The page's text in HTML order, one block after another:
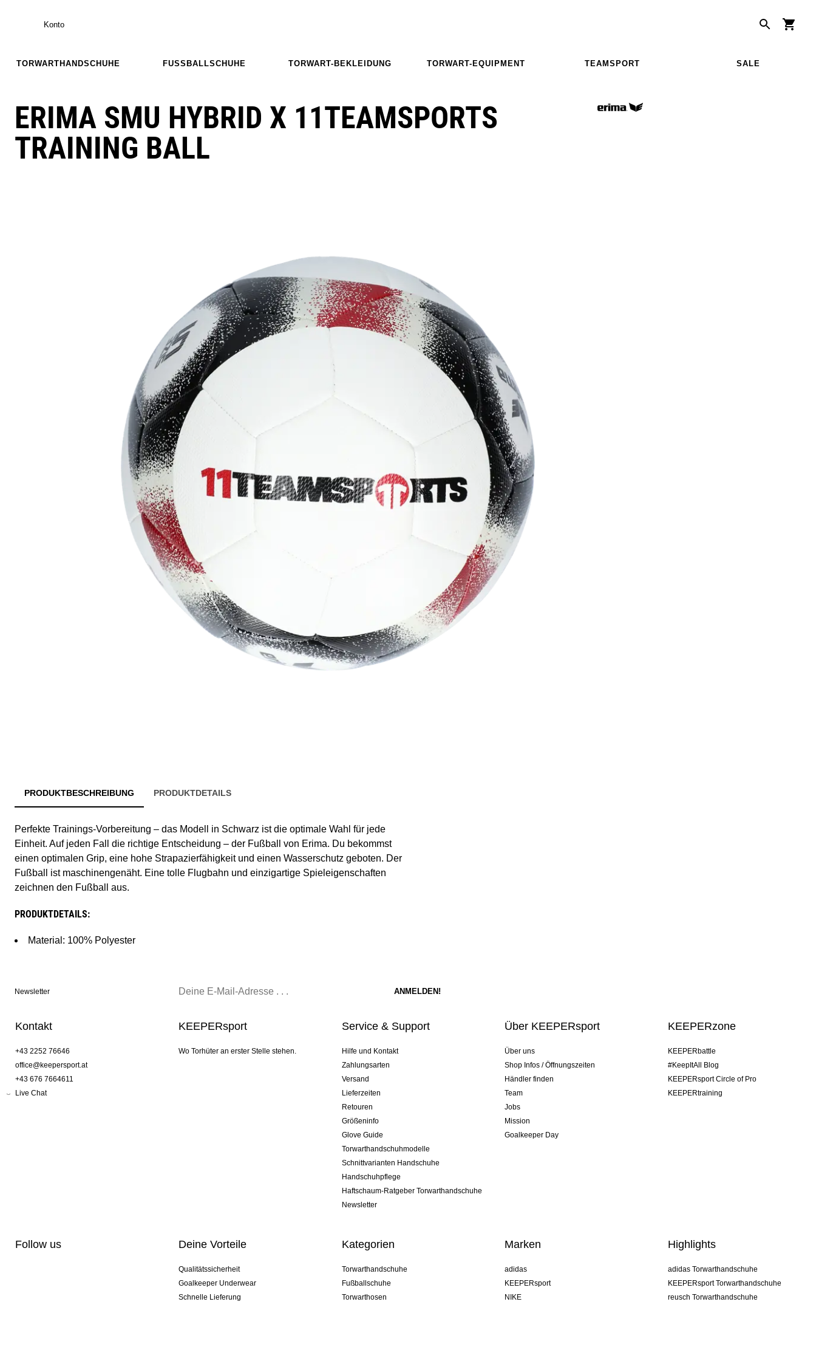
Konto
TORWARTHANDSCHUHE FUSSBALLSCHUHE TORWART-BEKLEIDUNG TORWART-EQUIPMENT TEAMSPORT SALE
ERIMA SMU HYBRID X 11TEAMSPORTS
TRAINING BALL
PRODUKTBESCHREIBUNG PRODUKTDETAILS
Perfekte Trainings-Vorbereitung – das Modell in Schwarz ist die optimale Wahl für jede
Einheit. Auf jeden Fall die richtige Entscheidung – der Fußball von Erima. Du bekommst
einen optimalen Grip, eine hohe Strapazierfähigkeit und einen Wasserschutz geboten. Der
Fußball ist maschinengenäht. Eine tolle Flugbahn und einzigartige Spieleigenschaften
zeichnen den Fußball aus.
PRODUKTDETAILS:
Material: 100% Polyester
Newsletter
Kontakt
+43 2252 76646
office@keepersport.at
+43 676 7664611
Live Chat
KEEPERsport
Wo Torhüter an erster Stelle stehen.
Service & Support
Hilfe und Kontakt
Zahlungsarten
Versand
Lieferzeiten
Retouren
Größeninfo
Glove Guide
Torwarthandschuhmodelle
Schnittvarianten Handschuhe
Handschuhpflege
Haftschaum-Ratgeber Torwarthandschuhe
Newsletter
Über KEEPERsport
Über uns
Shop Infos / Öffnungszeiten
Händler finden
Team
Jobs
Mission
Goalkeeper Day
KEEPERzone
KEEPERbattle
#KeepItAll Blog
KEEPERsport Circle of Pro
KEEPERtraining
Follow us Deine Vorteile
Qualitätssicherheit
Goalkeeper Underwear
Schnelle Lieferung
Kategorien
Torwarthandschuhe
Fußballschuhe
Torwarthosen
Marken
adidas
KEEPERsport
NIKE
Highlights
adidas Torwarthandschuhe
KEEPERsport Torwarthandschuhe
reusch Torwarthandschuhe